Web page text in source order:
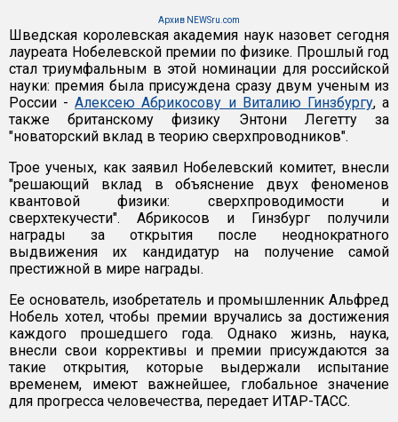
Архив NEWSru.com
Шведская королевская академия наук назовет сегодня
лауреата Нобелевской премии по физике. Прошлый год
стал триумфальным в этой номинации для российской
науки: премия была присуждена сразу двум ученым из
России -Алексею Абрикосову и Виталию Гинзбургу, а
также британскому физику Энтони Легетту за
"новаторский вклад в теорию сверхпроводников".
Трое ученых, как заявил Нобелевский комитет, внесли
"решающий вклад в объяснение двух феноменов
квантовой физики: сверхпроводимости и
сверхтекучести". Абрикосов и Гинзбург получили
награды за открытия после неоднократного
выдвижения их кандидатур на получение самой
престижной в мире награды.
Ее основатель, изобретатель и промышленник Альфред
Нобель хотел, чтобы премии вручались за достижения
каждого прошедшего года. Однако жизнь, наука,
внесли свои коррективы и премии присуждаются за
такие открытия, которые выдержали испытание
временем, имеют важнейшее, глобальное значение
для прогресса человечества, передает ИТАР-ТАСС.